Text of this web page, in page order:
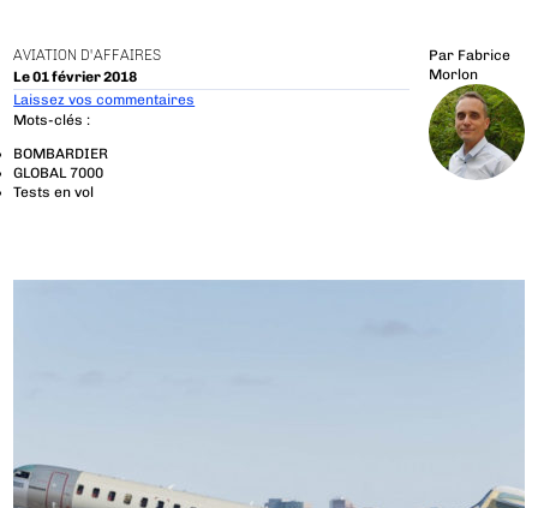
AVIATION D'AFFAIRES
Le 01 février 2018
Par Fabrice
Morlon
Laissez vos commentaires
Mots-clés :
BOMBARDIER
GLOBAL 7000
Tests en vol